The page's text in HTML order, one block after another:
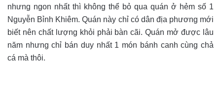
nhưng ngon nhất thì không thể bỏ qua quán ở hẻm số 1
Nguyễn Bỉnh Khiêm. Quán này chỉ có dân địa phương mới
biết nên chất lượng khỏi phải bàn cãi. Quán mở được lâu
năm nhưng chỉ bán duy nhất 1 món bánh canh cùng chả
cá mà thôi.